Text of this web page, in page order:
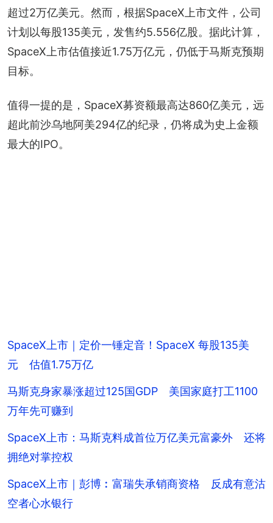
超过2万亿美元。然而，根据SpaceX上市文件，公司
计划以每股135美元，发售约5.556亿股。据此计算，
SpaceX上市估值接近1.75万亿元，仍低于马斯克预期
目标。
值得一提的是，SpaceX募资额最高达860亿美元，远
超此前沙乌地阿美294亿的纪录，仍将成为史上金额
最大的IPO。
SpaceX上市｜定价一锤定音！SpaceX 每股135美
元 估值1.75万亿
马斯克身家暴涨超过125国GDP 美国家庭打工1100
万年先可赚到
SpaceX上市：马斯克料成首位万亿美元富豪外 还将
拥绝对掌控权
SpaceX上市｜彭博︰富瑞失承销商资格 反成有意沽
空者心水银行